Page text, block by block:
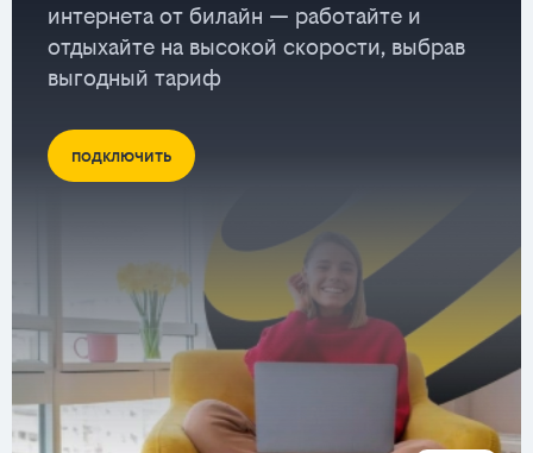
интернета от билайн — работайте и
отдыхайте на высокой скорости, выбрав
выгодный тариф
подключить